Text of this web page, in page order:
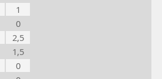
1
0
2,5
1,5
0